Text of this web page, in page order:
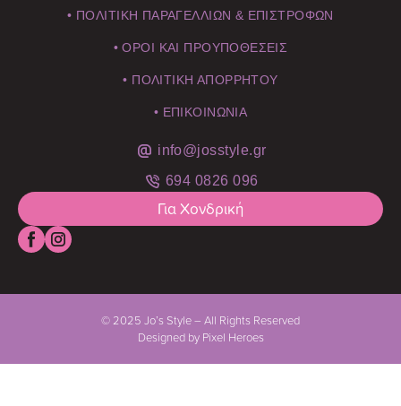
• ΠΟΛΙΤΙΚΗ ΠΑΡΑΓΕΛΛΙΩΝ & ΕΠΙΣΤΡΟΦΩΝ
• ΟΡΟΙ ΚΑΙ ΠΡΟΥΠΟΘΕΣΕΙΣ
• ΠΟΛΙΤΙΚΗ ΑΠΟΡΡΗΤΟΥ
• ΕΠΙΚΟΙΝΩΝΙΑ
info@josstyle.gr
694 0826 096
Για Χονδρική
© 2025 Jo’s Style – All Rights Reserved
Designed by Pixel Heroes